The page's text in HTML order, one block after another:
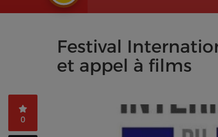
Festival
et appel à films
0